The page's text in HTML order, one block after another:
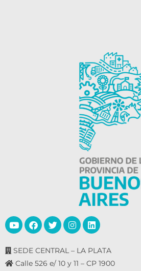
SEDE CENTRAL – LA PLATA
Calle 526 e/ 10 y 11 – CP 1900